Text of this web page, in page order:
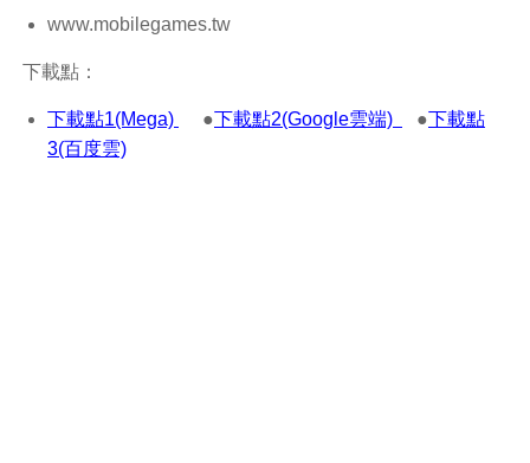
www.mobilegames.tw
下載點：
下載點1(Mega) ●下載點2(Google雲端) ●下載點
3(百度雲)